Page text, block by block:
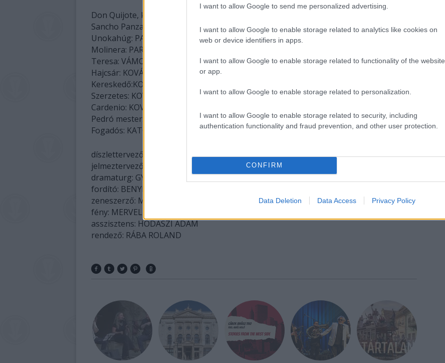
I want to allow Google to send me personalized advertising.
I want to allow Google to enable storage related to analytics like cookies on
web or device identifiers in apps.
I want to allow Google to enable storage related to functionality of the website
or app.
I want to allow Google to enable storage related to personalization.
I want to allow Google to enable storage related to security, including
authentication functionality and fraud prevention, and other user protection.
CONFIRM
Data Deletion Data Access Privacy Policy
Don Quijote, kóbor lovag: MUCSI ZOLTÁN
Sancho Panza, fegyverhordozó: SCHERER PÉTER
Unokahúg: PARTI NÓRA
Molinera: PARTI NÓRA
Teresa: VÁMOS VERONIKA
Hajcsár: KOVÁCS KRISZTIÁN
Kereskedő:KOVÁCS KRISZTIÁN KATONA LÁSZLÓ
Szerzetes: KOVÁCS KRISZTIÁN KATONA LÁSZLÓ
Cardenio: KOVÁCS KRISZTIÁN
Pedró mester: KOVÁCS KRISZTIÁN
Fogadós: KATONA LÁSZLÓ
díszlettervező: CZIEGLER BALÁZS
jelmeztervező: KISS JULCSI
dramaturg: GYULAY ESZTER
fordító: BENYHE JÁNOS
zeneszerző: MONORI ANDRÁS
fény: MERVEL MIKLÓS
asszisztens: HODÁSZI ÁDÁM
rendező: RÁBA ROLAND